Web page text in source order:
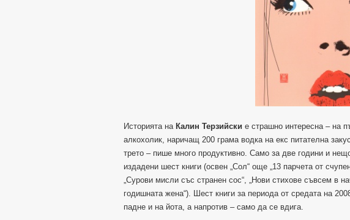
Историята на Калин Терзийски е страшно интересна – на
алкохолик, наричащ 200 грама водка на екс питателна
трето – пише много продуктивно. Само за две години и
издадени шест книги (освен „Сол“ още „13 парчета от
„Сурови мисли със странен сос“, „Нови стихове съвсем в
годишната жена“). Шест книги за периода от средата на
падне и на йота, а напротив – само да се вдига.